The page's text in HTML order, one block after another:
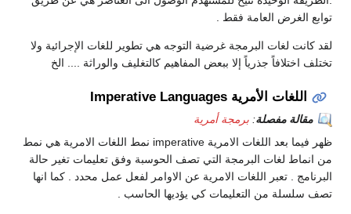
توابع الغرض العامة فقط .
لقد كانت لغات البرمجة غرضية التوجه هي تطوير للغات الإجرائية ولا
تختلف اختلافاً جذرياً إلا ببعض المفاهيم كالتغليف والوراثة .... الخ
اللغات الأمرية Imperative Languages
مقالة مفصلة: برمجة أمرية
ظهر فيما بعد اللغات الامرية imperative نمط اللغات الامرية هي نمط
من انماط لغات البرمجة التي تصف الحوسبة وفق تعليمات تغير حالة
البرنامج . تعبر اللغات الامرية عن الاوامر لفعل عمل محدد . كما انها
تصف سلسلة من التعليمات كي يؤديها الحاسب .